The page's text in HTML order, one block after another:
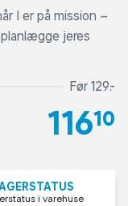
I er på mission –
jeres
Før 129,-
116,10
i varehuse